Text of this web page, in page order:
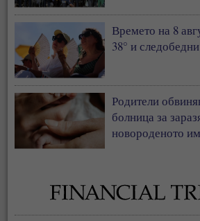
Времето на 8
38° и
Родители
болница за
новороденото